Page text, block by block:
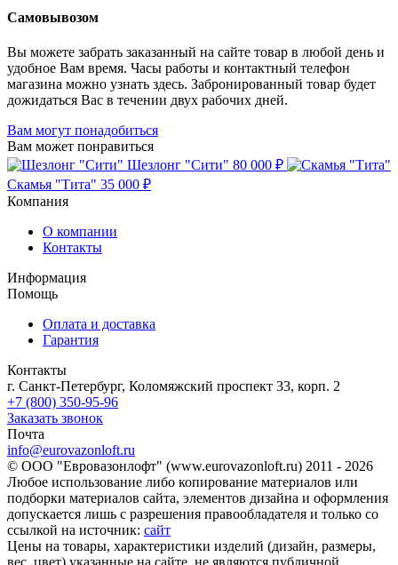
Самовывозом
Вы можете забрать заказанный на сайте товар в любой день и
удобное Вам время. Часы работы и контактный телефон
магазина можно узнать здесь. Забронированный товар будет
дожидаться Вас в течении двух рабочих дней.
Вам могут понадобиться
Вам может понравиться
Шезлонг "Сити" 80 000 ₽
Скамья "Тита" 35 000 ₽
Компания
О компании
Контакты
Информация
Помощь
Оплата и доставка
Гарантия
Контакты
г. Санкт-Петербург, Коломяжский проспект 33, корп. 2
+7 (800) 350-95-96
Заказать звонок
Почта
info@eurovazonloft.ru
© ООО "Евровазонлофт" (www.eurovazonloft.ru) 2011 - 2026
Любое использование либо копирование материалов или
подборки материалов сайта, элементов дизайна и оформления
допускается лишь с разрешения правообладателя и только со
ссылкой на источник: сайт
Цены на товары, характеристики изделий (дизайн, размеры,